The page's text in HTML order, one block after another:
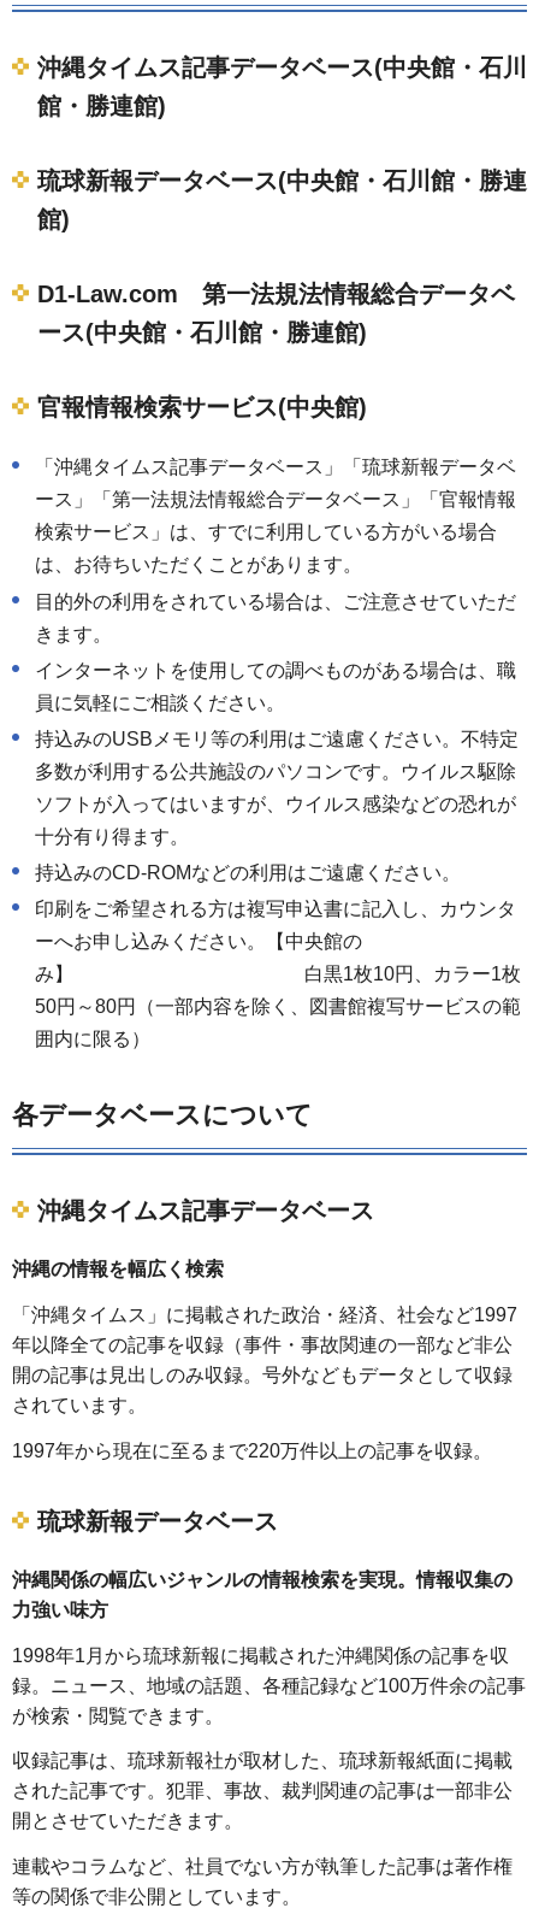
沖縄タイムス記事データベース(中央館・石川
館・勝連館)
琉球新報データベース(中央館・石川館・勝連
館)
D1-Law.com 第一法規法情報総合データベ
ース(中央館・石川館・勝連館)
官報情報検索サービス(中央館)
「沖縄タイムス記事データベース」「琉球新報データベ
ース」「第一法規法情報総合データベース」「官報情報
検索サービス」は、すでに利用している方がいる場合
は、お待ちいただくことがあります。
目的外の利用をされている場合は、ご注意させていただ
きます。
インターネットを使用しての調べものがある場合は、職
員に気軽にご相談ください。
持込みのUSBメモリ等の利用はご遠慮ください。不特定
多数が利用する公共施設のパソコンです。ウイルス駆除
ソフトが入ってはいますが、ウイルス感染などの恐れが
十分有り得ます。
持込みのCD-ROMなどの利用はご遠慮ください。
印刷をご希望される方は複写申込書に記入し、カウンタ
ーへお申し込みください。【中央館の
み】 白黒1枚10円、カラー1枚
50円～80円（一部内容を除く、図書館複写サービスの範
囲内に限る）
各データベースについて
沖縄タイムス記事データベース
沖縄の情報を幅広く検索
「沖縄タイムス」に掲載された政治・経済、社会など1997
年以降全ての記事を収録（事件・事故関連の一部など非公
開の記事は見出しのみ収録。号外などもデータとして収録
されています。
1997年から現在に至るまで220万件以上の記事を収録。
琉球新報データベース
沖縄関係の幅広いジャンルの情報検索を実現。情報収集の
力強い味方
1998年1月から琉球新報に掲載された沖縄関係の記事を収
録。ニュース、地域の話題、各種記録など100万件余の記事
が検索・閲覧できます。
収録記事は、琉球新報社が取材した、琉球新報紙面に掲載
された記事です。犯罪、事故、裁判関連の記事は一部非公
開とさせていただきます。
連載やコラムなど、社員でない方が執筆した記事は著作権
等の関係で非公開としています。